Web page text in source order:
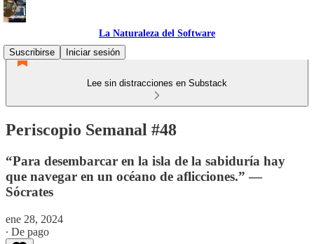
La Naturaleza del Software
Suscribirse
Iniciar sesión
Lee sin distracciones en Substack
Periscopio Semanal #48
“Para desembarcar en la isla de la sabiduría hay
que navegar en un océano de aflicciones.” —
Sócrates
ene 28, 2024
∙ De pago